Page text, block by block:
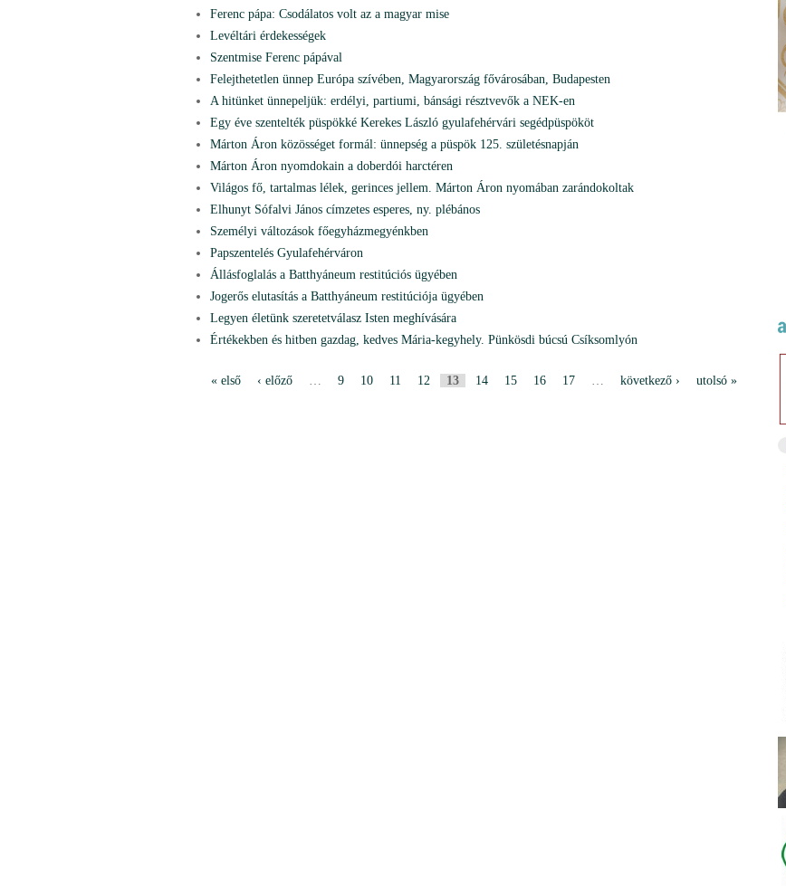
Ferenc pápa: Csodálatos volt az a magyar mise
Levéltári érdekességek
Szentmise Ferenc pápával
Felejthetetlen ünnep Európa szívében, Magyarország fővárosában, Budapesten
A hitünket ünnepeljük: erdélyi, partiumi, bánsági résztvevők a NEK-en
Egy éve szentelték püspökké Kerekes László gyulafehérvári segédpüspököt
Márton Áron közösséget formál: ünnepség a püspök 125. születésnapján
Márton Áron nyomdokain a doberdói harctéren
Világos fő, tartalmas lélek, gerinces jellem. Márton Áron nyomában zarándokoltak
Elhunyt Sófalvi János címzetes esperes, ny. plébános
Személyi változások főegyházmegyénkben
Papszentelés Gyulafehérváron
Állásfoglalás a Batthyáneum restitúciós ügyében
Jogerős elutasítás a Batthyáneum restitúciója ügyében
Legyen életünk szeretetválasz Isten meghívására
Értékekben és hitben gazdag, kedves Mária-kegyhely. Pünkösdi búcsú Csíksomlyón
« első ‹ előző … 9 10 11 12 13 14 15 16 17 … következő › utolsó »